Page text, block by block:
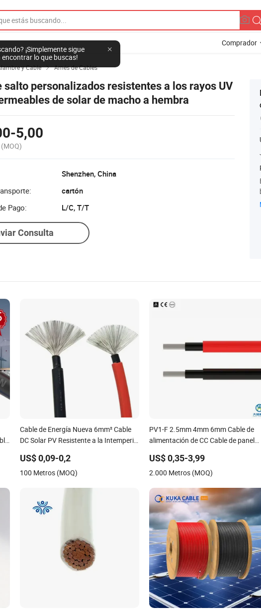
¡Simplemente sigue
lo que buscas!
Comprador
y Cable  Arnés de Cables
salto personalizados resistentes a los rayos UV
de solar de macho a hembra
5,00
(MOQ)
Shenzhen, China
cartón
Pago:
L/C, T/T
Consulta
Cable de Energía Nueva 6mm² Cable
DC Solar PV Resistente a la Intemperie
US$ 0,09-0,2
100 Metros (MOQ)
PV1-F 2.5mm 4mm 6mm Cable de
alimentación de CC Cable de panel
Cable de cobre estañado de CC Cable
solar PV
US$ 0,35-3,99
2.000 Metros (MOQ)